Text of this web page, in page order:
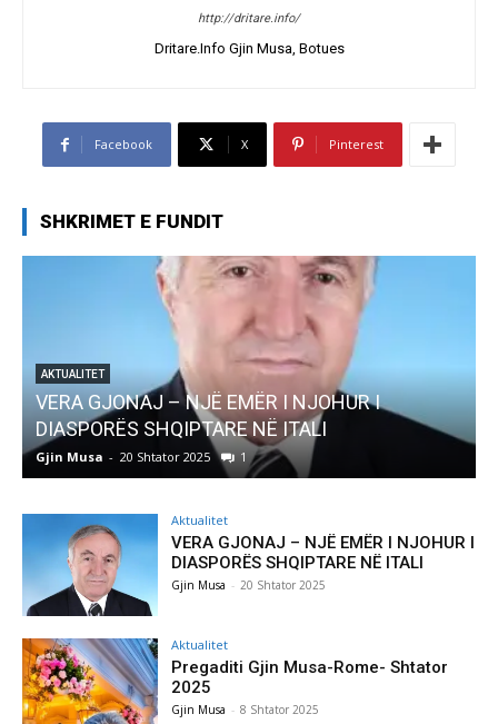
http://dritare.info/
Dritare.Info Gjin Musa, Botues
Facebook X Pinterest
SHKRIMET E FUNDIT
AKTUALITET
VERA GJONAJ – NJË EMËR I NJOHUR I
DIASPORËS SHQIPTARE NË ITALI
Gjin Musa - 20 Shtator 2025 1
Aktualitet
VERA GJONAJ – NJË EMËR I NJOHUR I
DIASPORËS SHQIPTARE NË ITALI
Gjin Musa - 20 Shtator 2025
Aktualitet
Pregaditi Gjin Musa-Rome- Shtator
2025
Gjin Musa - 8 Shtator 2025